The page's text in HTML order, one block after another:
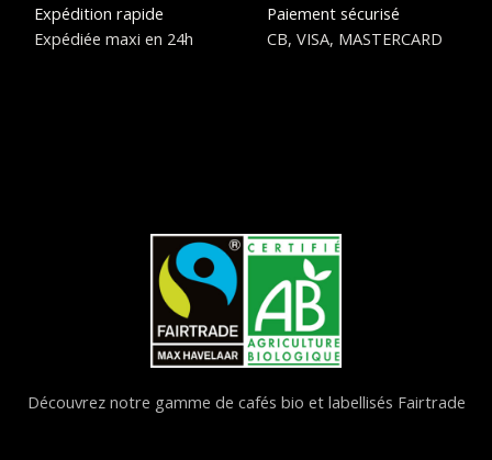
Expédition rapide
Expédiée maxi en 24h
Paiement sécurisé
CB, VISA, MASTERCARD
Découvrez notre gamme de cafés bio et labellisés Fairtrade